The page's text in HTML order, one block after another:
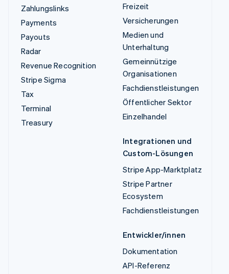
Zahlungslinks
Payments
Payouts
Radar
Revenue Recognition
Stripe Sigma
Tax
Terminal
Treasury
Freizeit
Versicherungen
Medien und
Unterhaltung
Gemeinnützige
Organisationen
Fachdienstleistungen
Öffentlicher Sektor
Einzelhandel
Integrationen und
Custom-Lösungen
Stripe App-Marktplatz
Stripe Partner
Ecosystem
Fachdienstleistungen
Entwickler/innen
Dokumentation
API-Referenz